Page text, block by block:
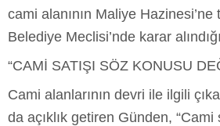
cami alanının Maliye
Belediye Meclisi’nde karar
“CAMİ SATIŞI SÖZ KONUSU
Cami alanlarının devri ile ilgili
da açıklık getiren Günden, “Cami